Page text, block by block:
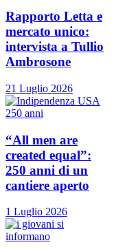
Rapporto Letta e
mercato unico:
intervista a Tullio
Ambrosone
21 Luglio 2026
“All men are
created equal”:
250 anni di un
cantiere aperto
1 Luglio 2026